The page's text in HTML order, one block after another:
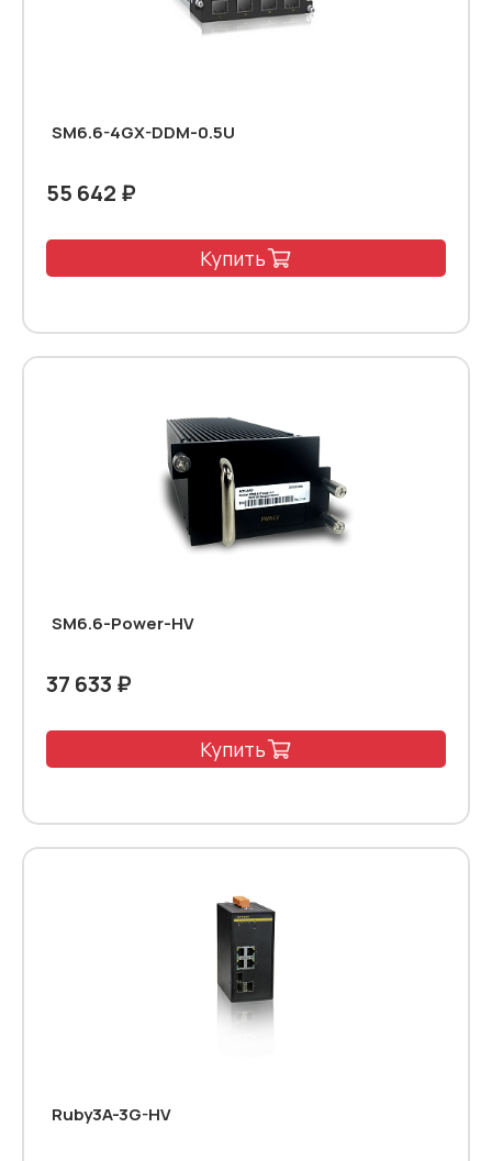
SM6.6-4GX-DDM-0.5U
55 642 ₽
Купить
SM6.6-Power-HV
37 633 ₽
Купить
Ruby3A-3G-HV